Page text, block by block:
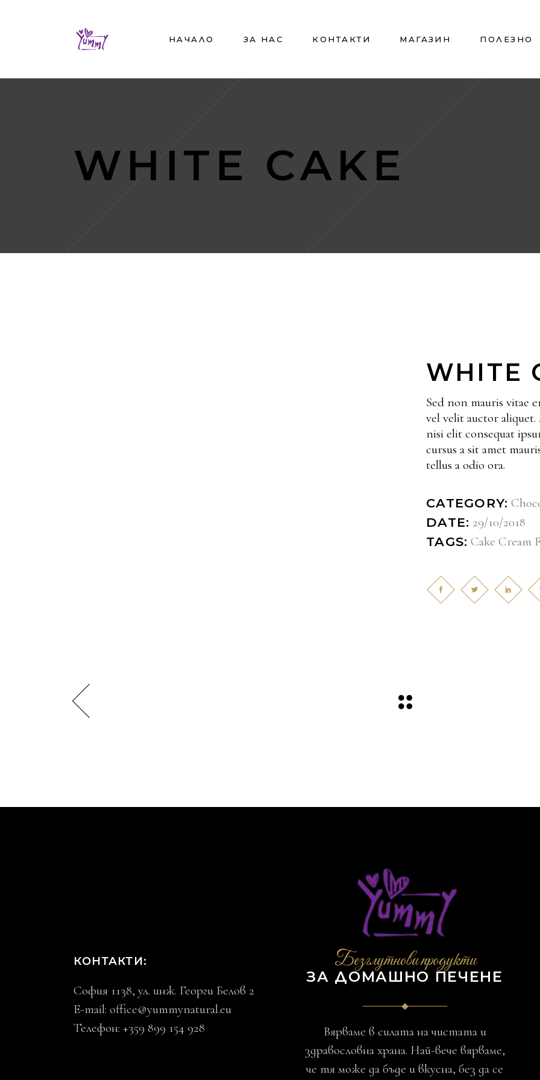
НАЧАЛО ЗА НАС КОНТАКТИ МАГАЗИН ПОЛЕЗНО
WHITE CAKE
WHITE
Sed non mauris vitae
vel velit auctor
nisi elit consequat
cursus a sit amet
tellus a odio ora.
CATEGORY:
DATE: 29/10/2018
TAGS: Cake Cream
КОНТАКТИ:
София 1138, ул. инж. Георги Белов 2
E-mail: office@yummynatural.eu
Телефон: +359 899 154 928
Безглутнови продукти
ЗА ДОМАШНО ПЕЧЕНЕ
Вярваме в силата на чистата и
здравословна храна. Най-вече вярваме,
че тя може да бъде и вкусна, без да се